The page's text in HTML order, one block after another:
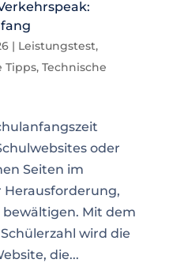
| Leistungstest,
Tipps, Technische
oder
Seiten im
Herausforderung,
Mit dem
wird die
die...